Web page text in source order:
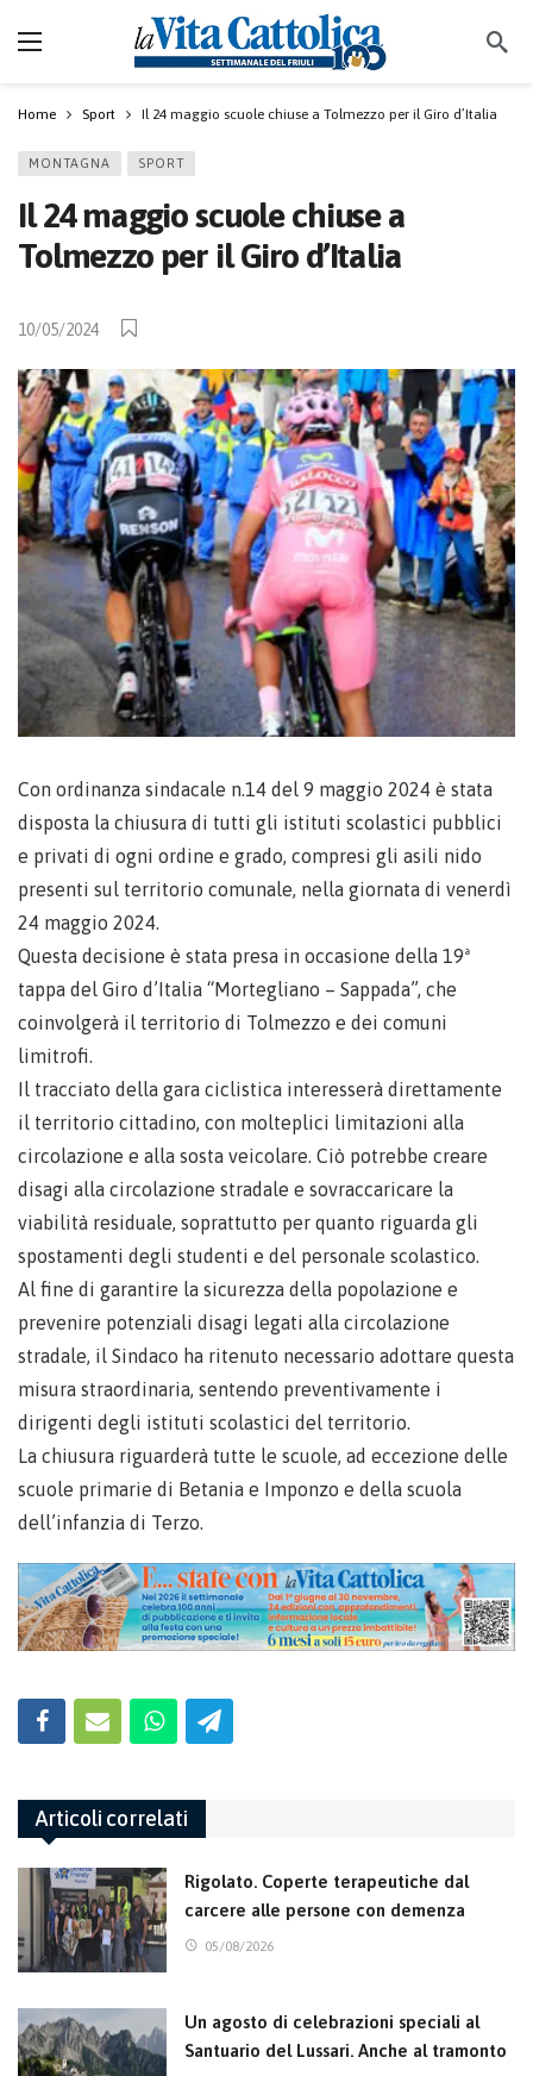
Home Sport Il 24 maggio scuole chiuse a Tolmezzo per il Giro d’Italia
MONTAGNA SPORT
Il 24 maggio scuole chiuse a
Tolmezzo per il Giro d’Italia
10/05/2024
Con ordinanza sindacale n.14 del 9 maggio 2024 è stata
disposta la chiusura di tutti gli istituti scolastici pubblici
e privati di ogni ordine e grado, compresi gli asili nido
presenti sul territorio comunale, nella giornata di venerdì
24 maggio 2024.
Questa decisione è stata presa in occasione della 19ª
tappa del Giro d’Italia “Mortegliano – Sappada”, che
coinvolgerà il territorio di Tolmezzo e dei comuni
limitrofi.
Il tracciato della gara ciclistica interesserà direttamente
il territorio cittadino, con molteplici limitazioni alla
circolazione e alla sosta veicolare. Ciò potrebbe creare
disagi alla circolazione stradale e sovraccaricare la
viabilità residuale, soprattutto per quanto riguarda gli
spostamenti degli studenti e del personale scolastico.
Al fine di garantire la sicurezza della popolazione e
prevenire potenziali disagi legati alla circolazione
stradale, il Sindaco ha ritenuto necessario adottare questa
misura straordinaria, sentendo preventivamente i
dirigenti degli istituti scolastici del territorio.
La chiusura riguarderà tutte le scuole, ad eccezione delle
scuole primarie di Betania e Imponzo e della scuola
dell’infanzia di Terzo.
Articoli correlati
Rigolato. Coperte terapeutiche dal
carcere alle persone con demenza
05/08/2026
Un agosto di celebrazioni speciali al
Santuario del Lussari. Anche al tramonto